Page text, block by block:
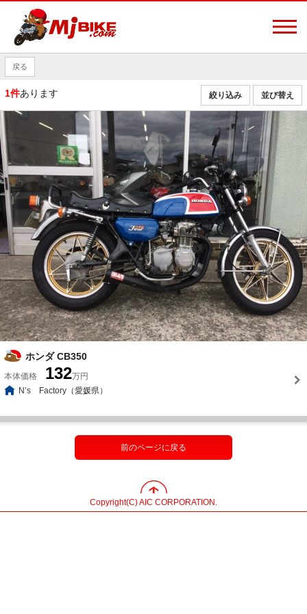
戻る
1件あります 並び替え
絞り込み
ホンダ CB350
本体価格 132万円
N’s Factory（愛媛県）
前のページに戻る
Copyright(C) AIC CORPORATION.